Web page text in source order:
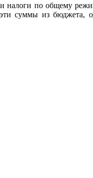
по общему
суммы из бюджета,